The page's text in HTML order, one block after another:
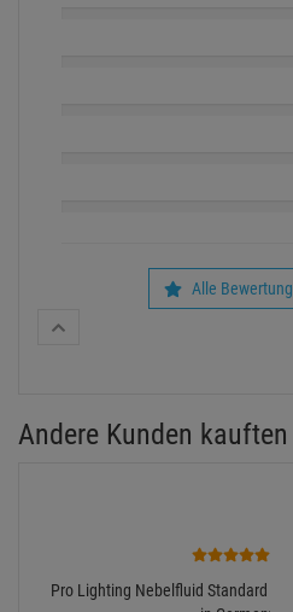
Alle
Andere Kunden
Pro Lighting Nebelfluid Standard 5L,